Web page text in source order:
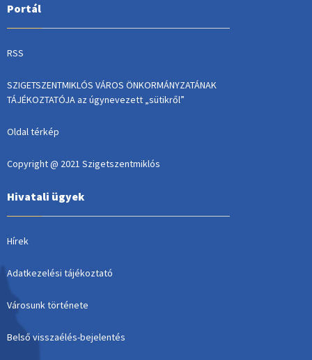
Portál
RSS
SZIGETSZENTMIKLÓS VÁROS ÖNKORMÁNYZATÁNAK
TÁJÉKOZTATÓJA az úgynevezett „sütikről”
Oldal térkép
Copyright @ 2021 Szigetszentmiklós
Hivatali ügyek
Hírek
Adatkezelési tájékoztató
Városunk története
Belső visszaélés-bejelentés